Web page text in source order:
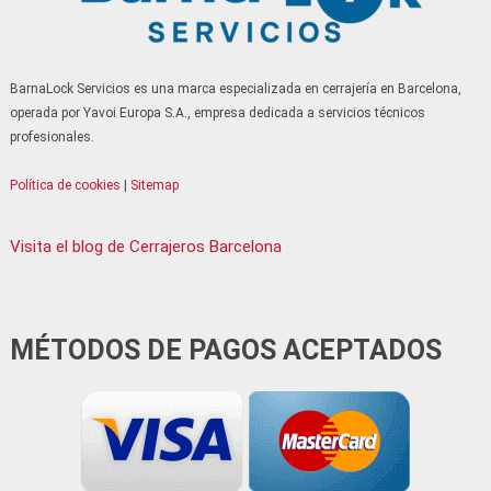
Serrallers Sant Vicenç dels Horts
Serrallers Santa Coloma de Cervelló
Serrallers Santa Perpètua de Mogoda
Serrallers Sitges
Serrallers Tiana
Serrallers Torrelles de Llobregat
BarnaLock Servicios es una marca especializada en cerrajería en Barcelona,
operada por Yavoi Europa S.A., empresa dedicada a servicios técnicos
profesionales.
Política de cookies Sitemap
Visita el blog de Cerrajeros Barcelona
MÉTODOS DE PAGOS ACEPTADOS